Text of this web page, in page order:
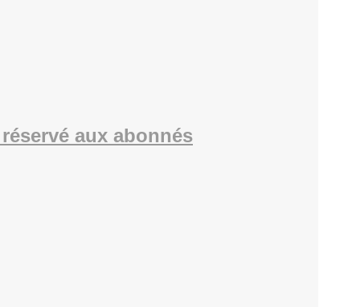
aux abonnés